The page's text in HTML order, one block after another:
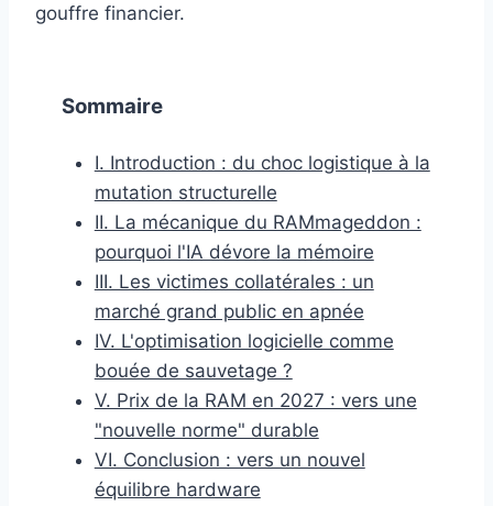
gouffre financier.
Sommaire
I. Introduction : du choc logistique à la
mutation structurelle
II. La mécanique du RAMmageddon :
pourquoi l'IA dévore la mémoire
III. Les victimes collatérales : un
marché grand public en apnée
IV. L'optimisation logicielle comme
bouée de sauvetage ?
V. Prix de la RAM en 2027 : vers une
"nouvelle norme" durable
VI. Conclusion : vers un nouvel
équilibre hardware